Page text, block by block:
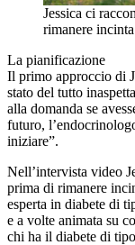
Jessica ci
rimanere incinta
La pianificazione
Il primo approccio di
stato del tutto
alla domanda se
futuro,
iniziare”.
Nell’intervista video
prima di rimanere
esperta in diabete di
e a volte animata su
chi ha il diabete di